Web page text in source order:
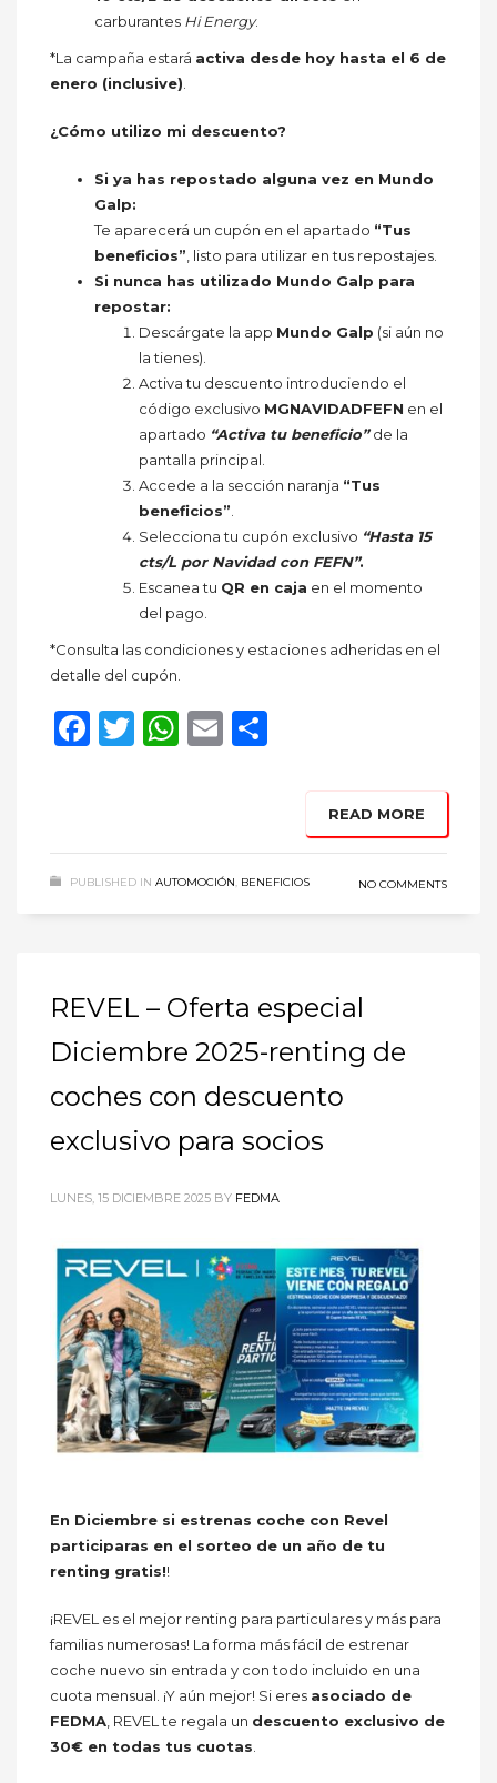
carburantes Hi Energy.
*La campaña estará activa desde hoy hasta el 6 de
enero (inclusive).
¿Cómo utilizo mi descuento?
Si ya has repostado alguna vez en Mundo
Galp:
Te aparecerá un cupón en el apartado “Tus
beneficios”, listo para utilizar en tus repostajes.
Si nunca has utilizado Mundo Galp para
repostar:
Descárgate la app Mundo Galp (si aún no
la tienes).
Activa tu descuento introduciendo el
código exclusivo MGNAVIDADFEFN en el
apartado “Activa tu beneficio” de la
pantalla principal.
Accede a la sección naranja “Tus
beneficios”.
Selecciona tu cupón exclusivo “Hasta 15
cts/L por Navidad con FEFN”.
Escanea tu QR en caja en el momento
del pago.
*Consulta las condiciones y estaciones adheridas en el
detalle del cupón.
Facebook
Twitter
WhatsApp
Email
READ MORE
PUBLISHED IN AUTOMOCIÓN, BENEFICIOS NO COMMENTS
REVEL – Oferta especial
Diciembre 2025-renting de
coches con descuento
exclusivo para socios
LUNES, 15 DICIEMBRE 2025 BY FEDMA
En Diciembre si estrenas coche con Revel
participaras en el sorteo de un año de tu
renting gratis!!
¡REVEL es el mejor renting para particulares y más para
familias numerosas! La forma más fácil de estrenar
coche nuevo sin entrada y con todo incluido en una
cuota mensual. ¡Y aún mejor! Si eres asociado de
FEDMA , REVEL te regala un descuento exclusivo de
30€ en todas tus cuotas